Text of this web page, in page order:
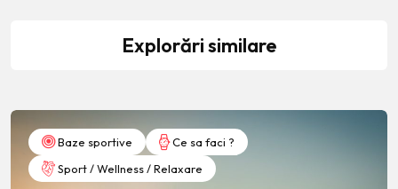
Explorări similare
Baze sportive
Ce sa faci ?
Sport / Wellness / Relaxare